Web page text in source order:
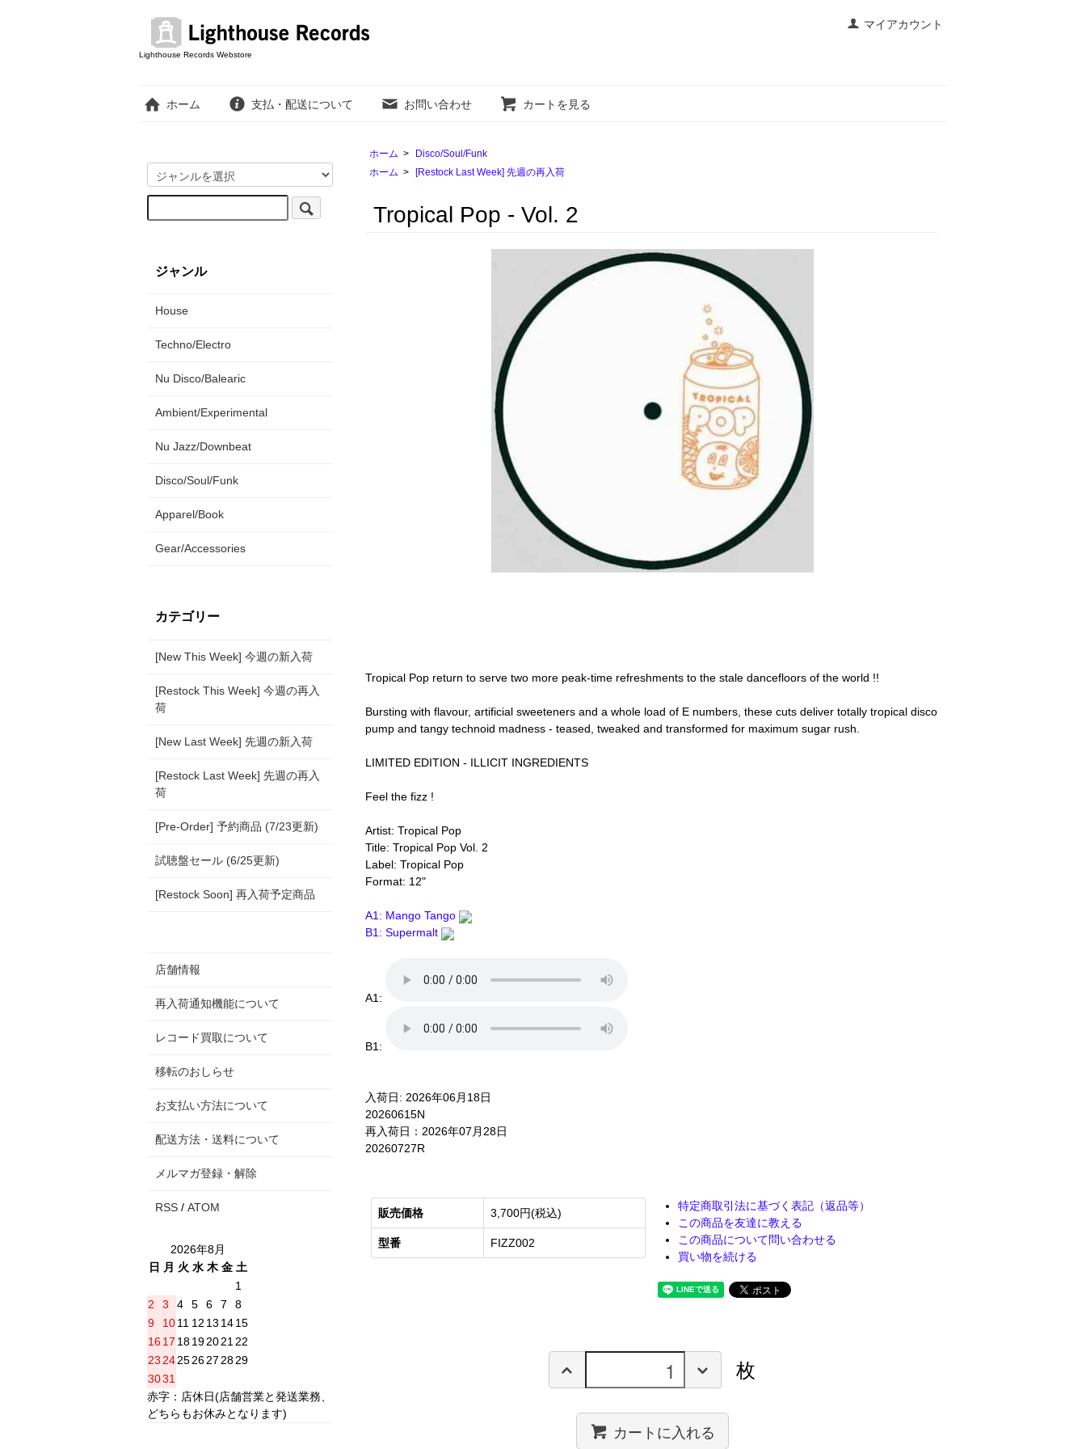
マイアカウント
Lighthouse Records Webstore
ホーム 支払・配送について お問い合わせ カートを見る
ホーム >
Disco/Soul/Funk
ホーム > [Restock Last Week] 先週の再入荷
Tropical Pop - Vol. 2
Tropical Pop return to serve two more peak-time refreshments to the stale dancefloors of the world !!
Bursting with flavour, artificial sweeteners and a whole load of E numbers, these cuts deliver totally tropical disco
pump and tangy technoid madness - teased, tweaked and transformed for maximum sugar rush.
LIMITED EDITION - ILLICIT INGREDIENTS
Feel the fizz !
Artist: Tropical Pop
Title: Tropical Pop Vol. 2
Label: Tropical Pop
Format: 12"
A1: Mango Tango
B1: Supermalt
A1:
B1:
入荷日: 2026年06月18日
20260615N
再入荷日：2026年07月28日
20260727R
販売価格 3,700円(税込)
型番 FIZZ002
特定商取引法に基づく表記（返品等）
この商品を友達に教える
この商品について問い合わせる
買い物を続ける
枚
カートに入れる
ジャンル
House
Techno/Electro
Nu Disco/Balearic
Ambient/Experimental
Nu Jazz/Downbeat
Disco/Soul/Funk
Apparel/Book
Gear/Accessories
カテゴリー
[New This Week] 今週の新入荷
[Restock This Week] 今週の再入
荷
[New Last Week] 先週の新入荷
[Restock Last Week] 先週の再入
荷
[Pre-Order] 予約商品 (7/23更新)
試聴盤セール (6/25更新)
[Restock Soon] 再入荷予定商品
店舗情報
再入荷通知機能について
レコード買取について
移転のおしらせ
お支払い方法について
配送方法・送料について
メルマガ登録・解除
RSS / ATOM
2026年8月
日
月 火 水 木 金 土
1
2
3 4 5 6 7
8
9
1011 12 13 1415
16 17 18192021 22
23 24252627 2829
3031
赤字：店休日(店舗営業と発送業務、
どちらもお休みとなります)